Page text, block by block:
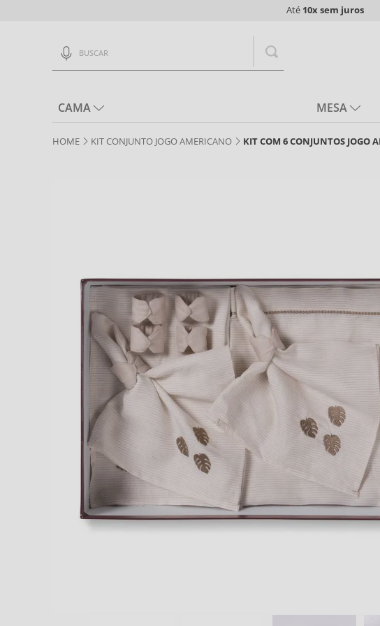
Até 10xsem juros
CAMA MESA
KIT CONJUNTO JOGO AMERICANO KIT COM 6 CONJUNTOS JOGO